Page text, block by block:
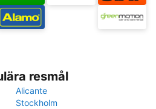
resmål
Alicante
Stockholm